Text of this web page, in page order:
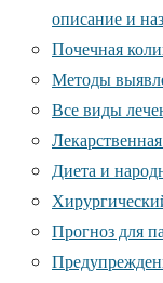
описание и
Почечная
Методы
Все виды
Диета и
Прогноз для